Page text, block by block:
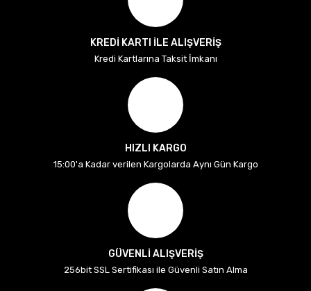
KREDİ KARTI İLE ALIŞVERİŞ
Kredi Kartlarına Taksit İmkanı
HIZLI KARGO
15:00'a Kadar verilen Kargolarda Aynı Gün Kargo
GÜVENLİ ALIŞVERİŞ
256bit SSL Sertifikası ile Güvenli Satın Alma